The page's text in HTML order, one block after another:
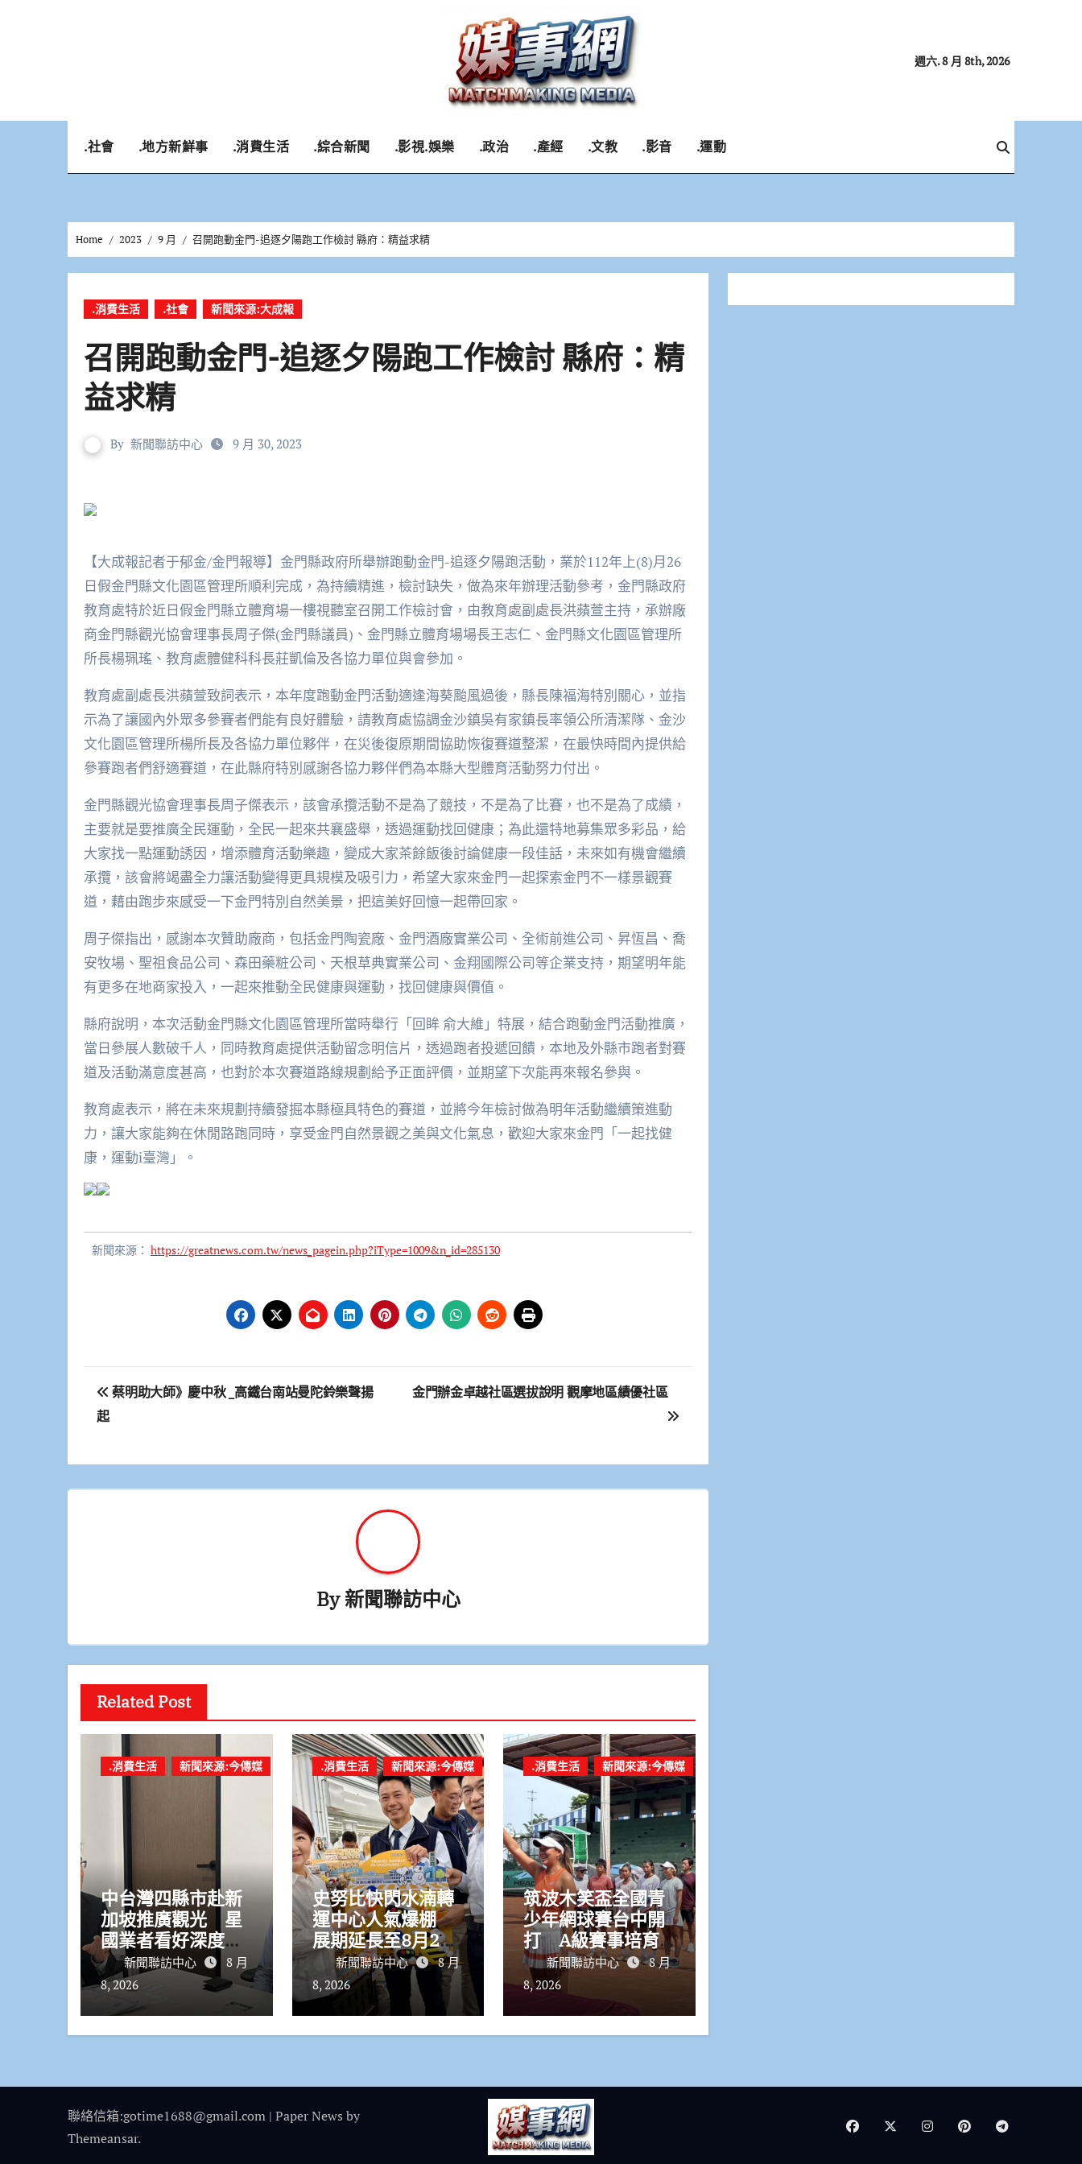
週六. 8 月 8th, 2026
.社會 .地方新鮮事 .消費生活 .綜合新聞 .影視.娛樂 .政治 .產經 .文教 .影音 .運動
Home 2023 9 月 召開跑動金門-追逐夕陽跑工作檢討 縣府：精益求精
.消費生活 .社會 新聞來源:大成報
召開跑動金門-追逐夕陽跑工作檢討 縣府：精
益求精
By 新聞聯訪中心 9 月 30, 2023
【大成報記者于郁金/金門報導】金門縣政府所舉辦跑動金門-追逐夕陽跑活動，業於112年上(8)月26
日假金門縣文化園區管理所順利完成，為持續精進，檢討缺失，做為來年辦理活動參考，金門縣政府
教育處特於近日假金門縣立體育場一樓視聽室召開工作檢討會，由教育處副處長洪蘋萱主持，承辦廠
商金門縣觀光協會理事長周子傑(金門縣議員)、金門縣立體育場場長王志仁、金門縣文化園區管理所
所長楊珮瑤、教育處體健科科長莊凱倫及各協力單位與會參加。
教育處副處長洪蘋萱致詞表示，本年度跑動金門活動適逢海葵颱風過後，縣長陳福海特別關心，並指
示為了讓國內外眾多參賽者們能有良好體驗，請教育處協調金沙鎮吳有家鎮長率領公所清潔隊、金沙
文化園區管理所楊所長及各協力單位夥伴，在災後復原期間協助恢復賽道整潔，在最快時間內提供給
參賽跑者們舒適賽道，在此縣府特別感謝各協力夥伴們為本縣大型體育活動努力付出。
金門縣觀光協會理事長周子傑表示，該會承攬活動不是為了競技，不是為了比賽，也不是為了成績，
主要就是要推廣全民運動，全民一起來共襄盛舉，透過運動找回健康；為此還特地募集眾多彩品，給
大家找一點運動誘因，增添體育活動樂趣，變成大家茶餘飯後討論健康一段佳話，未來如有機會繼續
承攬，該會將竭盡全力讓活動變得更具規模及吸引力，希望大家來金門一起探索金門不一樣景觀賽
道，藉由跑步來感受一下金門特別自然美景，把這美好回憶一起帶回家。
周子傑指出，感謝本次贊助廠商，包括金門陶瓷廠、金門酒廠實業公司、全術前進公司、昇恆昌、喬
安牧場、聖祖食品公司、森田藥粧公司、天根草典實業公司、金翔國際公司等企業支持，期望明年能
有更多在地商家投入，一起來推動全民健康與運動，找回健康與價值。
縣府說明，本次活動金門縣文化園區管理所當時舉行「回眸 俞大維」特展，結合跑動金門活動推廣，
當日參展人數破千人，同時教育處提供活動留念明信片，透過跑者投遞回饋，本地及外縣市跑者對賽
道及活動滿意度甚高，也對於本次賽道路線規劃給予正面評價，並期望下次能再來報名參與。
教育處表示，將在未來規劃持續發掘本縣極具特色的賽道，並將今年檢討做為明年活動繼續策進動
力，讓大家能夠在休閒路跑同時，享受金門自然景觀之美與文化氣息，歡迎大家來金門「一起找健
康，運動i臺灣」。
新聞來源： https://greatnews.com.tw/news_pagein.php?iType=1009&n_id=285130
文
章
覽
蔡明助大師》慶中秋 _高鐵台南站曼陀鈴樂聲揚
起
金門辦金卓越社區選拔說明 觀摩地區績優社區
By新聞聯訪中心
Related Post
.消費生活 新聞來源:今傳媒
中台灣四縣市赴新
加坡推廣觀光 星
國業者看好深度旅
遊潛力
新聞聯訪中心
8 月
8, 2026
.消費生活 新聞來源:今傳媒
史努比快閃水湳轉
運中心人氣爆棚
展期延長至8月23
日 新聞聯訪中心
8 月
8, 2026
.消費生活 新聞來源:今傳媒
筑波木笑盃全國青
少年網球賽台中開
打 A級賽事培育
網壇新秀
新聞聯訪中心
8 月
8, 2026
聯絡信箱:gotime1688@gmail.com | Paper News by
Themeansar.